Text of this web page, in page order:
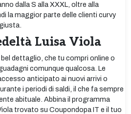
dalla S alla XXXL, oltre alla
la maggior parte delle clienti curvy
Luisa Viola
dettaglio, che tu compri online o
comunque qualcosa. Le
anticipato ai nuovi arrivi o
i periodi di saldi, il che fa sempre
abituale. Abbina il programma
trovato su Coupondopa IT e il tuo